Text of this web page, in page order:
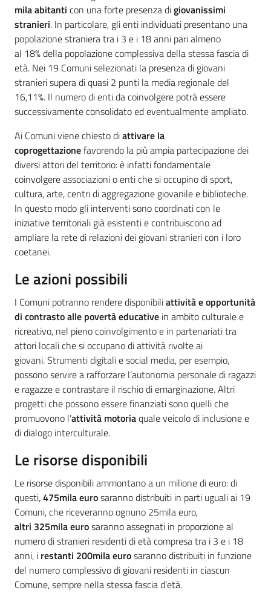
mila abitanti con una forte presenza digiovanissimi
stranieri. In particolare, gli enti individuati presentano una
popolazione straniera tra i 3 e i 18 anni pari almeno
al 18% della popolazione complessiva della stessa fascia di
età. Nei 19 Comuni selezionati la presenza di giovani
stranieri supera di quasi 2 punti la media regionale del
16,11%. Il numero di enti da coinvolgere potrà essere
successivamente consolidato ed eventualmente ampliato.
Ai Comuni viene chiesto diattivare la
coprogettazionefavorendo la più ampia partecipazione dei
diversi attori del territorio: è infatti fondamentale
coinvolgere associazioni o enti che si occupino di sport,
cultura, arte, centri di aggregazione giovanile e biblioteche.
In questo modo gli interventi sono coordinati con le
iniziative territoriali già esistenti e contribuiscono ad
ampliare la rete di relazioni dei giovani stranieri con i loro
coetanei.
Le azioni possibili
I Comuni potranno rendere disponibiliattività e opportunità
di contrasto alle povertà educative in ambito culturale e
ricreativo, nel pieno coinvolgimento e in partenariati tra
attori locali che si occupano di attività rivolte ai
giovani. Strumenti digitali e social media, per esempio,
possono servire a rafforzare l’autonomia personale di ragazzi
e ragazze e contrastare il rischio di emarginazione. Altri
progetti che possono essere finanziati sono quelli che
promuovono l’attività motoriaquale veicolo di inclusione e
di dialogo interculturale.
Le risorse disponibili
Le risorse disponibili ammontano a un milione di euro: di
questi,475mila eurosaranno distribuiti in parti uguali ai 19
Comuni, che riceveranno ognuno 25mila euro,
altri 325mila eurosaranno assegnati in proporzione al
numero di stranieri residenti di età compresa tra i 3 e i 18
anni, i restanti 200mila eurosaranno distribuiti in funzione
del numero complessivo di giovani residenti in ciascun
Comune, sempre nella stessa fascia d’età.